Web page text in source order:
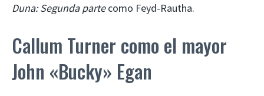
Duna: Segunda partecomo Feyd-Rautha.
Callum Turner como el mayor
John «Bucky» Egan